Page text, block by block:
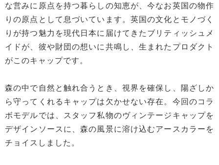
な営みに原点を持つ暮らしの知恵が、今なお英国の物作
りの原点として息づいています。英国の文化とモノづく
りが持つ魅力を現代日本に届けてきたブリティッシュメ
イドが、彼や財団の想いに共鳴し、生まれたプロダクト
がこのキャップです。
森の中で自然と触れ合うとき、視界を確保し、陽ざしか
ら守ってくれるキャップは欠かせない存在。今回のコラ
ボモデルでは、スタッフ私物のヴィンテージキャップを
デザインソースに、森の風景に溶け込むアースカラーを
チョイスしました。